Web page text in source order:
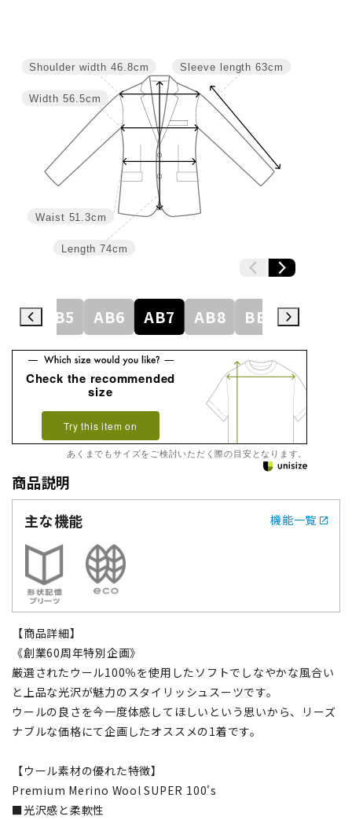
Sleeve length 63cm
Length 74cm
Waist 51.3cm
Width 56.5cm
Shoulder width 46.8cm
AB5 AB6 AB7 AB8 BE3 BE4
Check the recommended
size
Try this item on
あくまでもサイズをご検討いただく際の目安となります。
商品説明
主な機能
機能一覧
【商品詳細】
《創業60周年特別企画》
厳選されたウール100％を使用したソフトでしなやかな風合い
と上品な光沢が魅力のスタイリッシュスーツです。
ウールの良さを今一度体感してほしいという思いから、リーズ
ナブルな価格にて企画したオススメの1着です。
【ウール素材の優れた特徴】
Premium Merino Wool SUPER 100's
■光沢感と柔軟性